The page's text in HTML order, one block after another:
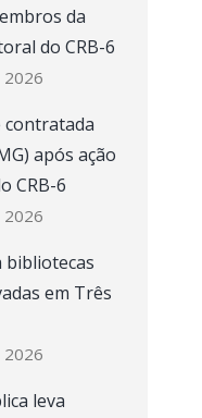
da
do CRB-6
contratada
após ação
CRB-6
bibliotecas
em Três
leva